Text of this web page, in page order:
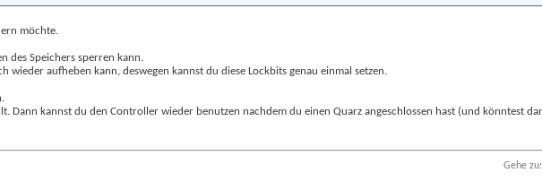
möchte.
des Speichers sperren kann.
aufheben kann, deswegen kannst du diese Lockbits genau einmal setzen.
Dann kannst du den Controller wieder benutzen nachdem du einen Quarz angeschlossen hast (und könntest
Gehe zu: